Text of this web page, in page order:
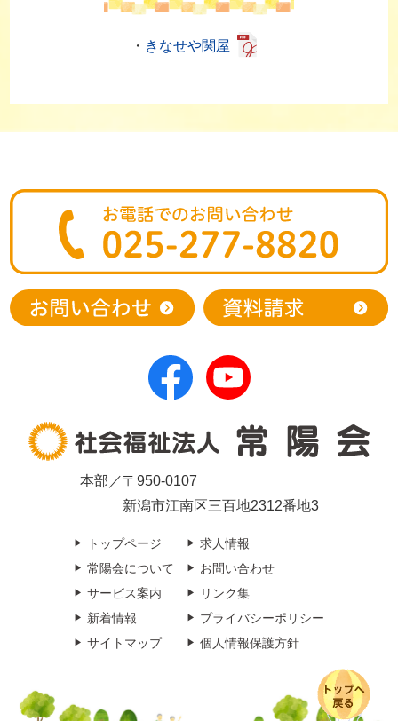
・ きなせや関屋
本部／〒950-0107
新潟市江南区三百地2312番地3
トップページ
常陽会について
サービス案内
新着情報
サイトマップ
求人情報
お問い合わせ
リンク集
プライバシーポリシー
個人情報保護方針